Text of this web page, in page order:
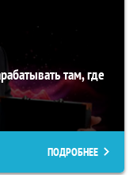
там, где
ПОДРОБНЕЕ